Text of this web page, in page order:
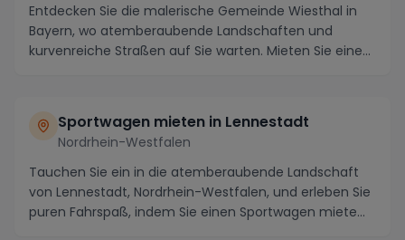
Entdecken Sie die malerische Gemeinde Wiesthal in
Bayern, wo atemberaubende Landschaften und
kurvenreiche Straßen auf Sie warten. Mieten Sie einen
Sportwagen mieten in Lennestadt
Nordrhein-Westfalen
Tauchen Sie ein in die atemberaubende Landschaft
von Lennestadt, Nordrhein-Westfalen, und erleben Sie
puren Fahrspaß, indem Sie einen Sportwagen miete...